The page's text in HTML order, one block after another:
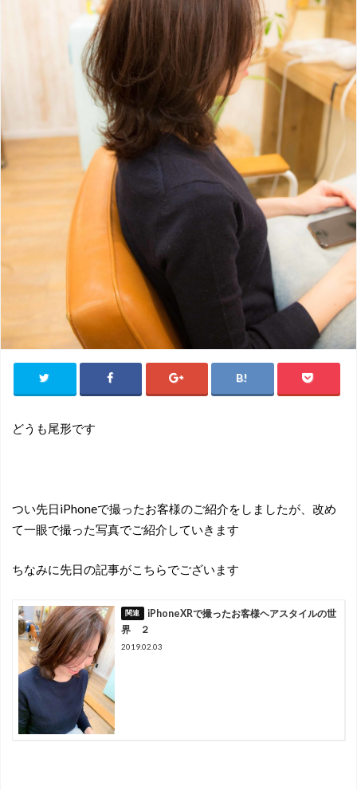
どうも尾形です
つい先日iPhoneで撮ったお客様のご紹介をしましたが、改め
て一眼で撮った写真でご紹介していきます
ちなみに先日の記事がこちらでございます
iPhoneXRで撮ったお客様ヘアスタイルの世
界 ２
2019.02.03